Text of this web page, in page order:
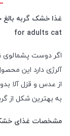
for adults cat
اگر دوست پشمالوی
آلرژی دارد این
از عدس و قزل آلا
به بهترین شکل از
مشخصات غذای